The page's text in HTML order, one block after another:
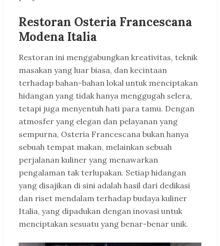
Restoran Osteria Francescana
Modena Italia
Restoran ini menggabungkan kreativitas, teknik
masakan yang luar biasa, dan kecintaan
terhadap bahan-bahan lokal untuk menciptakan
hidangan yang tidak hanya menggugah selera,
tetapi juga menyentuh hati para tamu. Dengan
atmosfer yang elegan dan pelayanan yang
sempurna, Osteria Francescana bukan hanya
sebuah tempat makan, melainkan sebuah
perjalanan kuliner yang menawarkan
pengalaman tak terlupakan. Setiap hidangan
yang disajikan di sini adalah hasil dari dedikasi
dan riset mendalam terhadap budaya kuliner
Italia, yang dipadukan dengan inovasi untuk
menciptakan sesuatu yang benar-benar unik.